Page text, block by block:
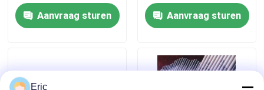
Company News
Mariene Vensters
Aanvraag sturen
een uitstekende
spoelvormende
eigenschap
Aanvraag sturen
Eric